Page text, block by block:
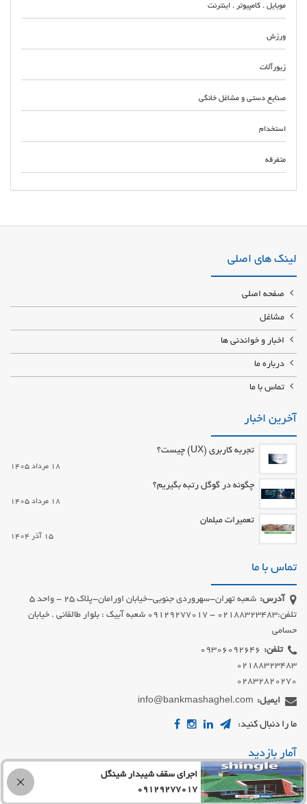
موبایل . کامپیوتر . اینترنت
ورزش
زیورآلات
صنایع دستی و مشاغل خانگی
استخدام
متفرقه
ترمزی خودرو با قیمت ارزان صداقت اتحاد مرکز خرید و فروش پمپ و بوستر ترمز
لینک های اصلی
صفحه اصلی
مشاغل
اخبار و خواندنی ها
درباره ما
تماس با ما
آخرین اخبار
تجربه کاربری (UX) چیست؟
18 مرداد 1405
چگونه در گوگل رتبه بگیریم؟
18 مرداد 1405
تعمیرات مبلمان
15 آذر 1404
تماس با ما
آدرس:
شعبه تهران-سهروردی جنوبی-خیابان اورامان-پلاک 25 - واحد 5
تلفن:02188323483 - 09129277017 شعبه آبیک : بلوار طالقانی . خیابان
حسامی
تلفن:
02832820270
ایمیل: info@bankmashaghel.com
ما را دنبال کنید:
آمار بازدید
امروز 2
اجرای سقف شیبدار شینگل
09129277017